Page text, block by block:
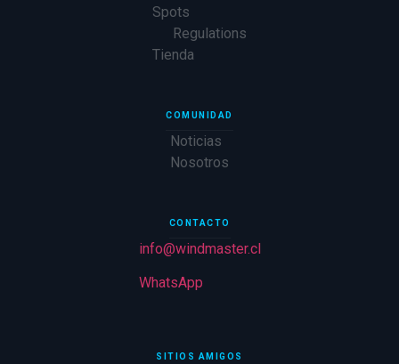
Spots
Regulations
Tienda
COMUNIDAD
Noticias
Nosotros
CONTACTO
info@windmaster.cl
WhatsApp
SITIOS AMIGOS